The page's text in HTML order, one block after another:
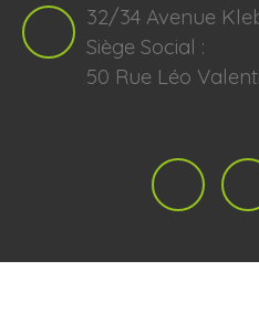
32/34 Avenue
Siège Social :
50 Rue Léo